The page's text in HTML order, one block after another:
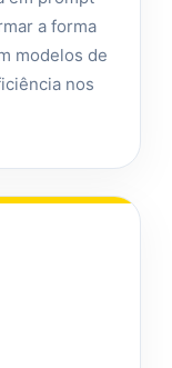
a forma
modelos de
nos